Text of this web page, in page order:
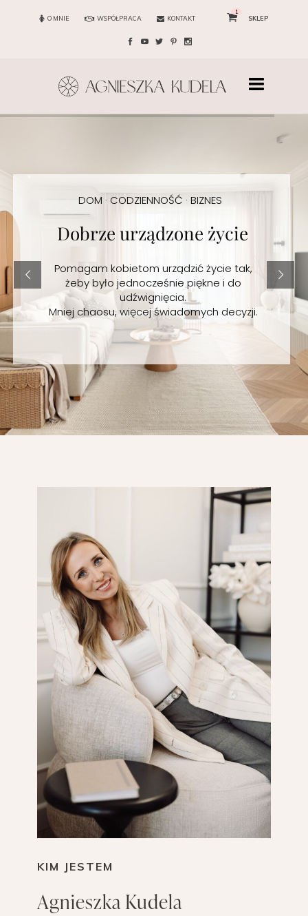
O MNIE WSPÓŁPRACA KONTAKT
1
SKLEP
DOM · CODZIENNOŚĆ · BIZNES
Dobrze urządzone życie
Pomagam kobietom urządzić życie tak,
żeby było jednocześnie piękne i do
udźwignięcia.
Mniej chaosu, więcej świadomych decyzji.
KIM JESTEM
Agnieszka Kudela